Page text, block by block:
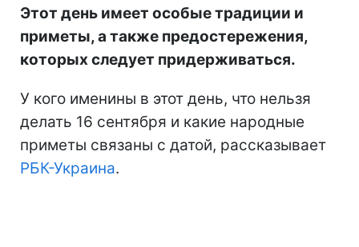
Этот день имеет особые традиции и
приметы, а также предостережения,
которых следует придерживаться.
У кого именины в этот день, что нельзя
делать 16 сентября и какие народные
приметы связаны с датой, рассказывает
РБК-Украина.